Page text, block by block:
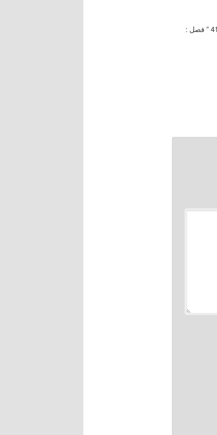
البداية والنهاية ، الإمام ابن كثير الدمشقي رحمه الله ، ط / دار الأخيار ” ج 10 / 418 ، 419 ” فصل :